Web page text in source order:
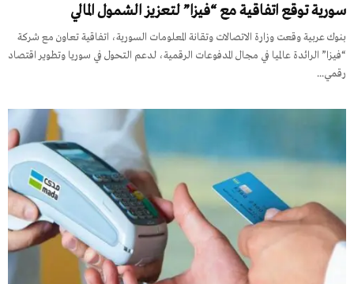
سورية توقع اتفاقية مع “فيزا” لتعزيز الشمول المالي
بنوك عربية وقعت وزارة الاتصالات وتقانة المعلومات السورية، اتفاقية تعاون مع شركة
“فيزا” الرائدة عالميا في مجال المدفوعات الرقمية، لدعم التحول في سوريا وتطوير اقتصاد
رقمي...